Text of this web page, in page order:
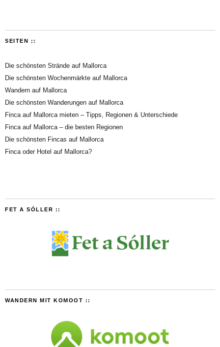
SEITEN ::
Die schönsten Strände auf Mallorca
Die schönsten Wochenmärkte auf Mallorca
Wandern auf Mallorca
Die schönsten Wanderungen auf Mallorca
Finca auf Mallorca mieten – Tipps, Regionen & Unterschiede
Finca auf Mallorca – die besten Regionen
Die schönsten Fincas auf Mallorca
Finca oder Hotel auf Mallorca?
FET A SÓLLER ::
WANDERN MIT KOMOOT ::